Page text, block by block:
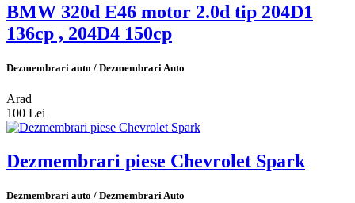
BMW 320d E46 motor 2.0d tip 204D1
136cp , 204D4 150cp
Dezmembrari auto / Dezmembrari Auto
Arad
100 Lei
Dezmembrari piese Chevrolet Spark
Dezmembrari auto / Dezmembrari Auto